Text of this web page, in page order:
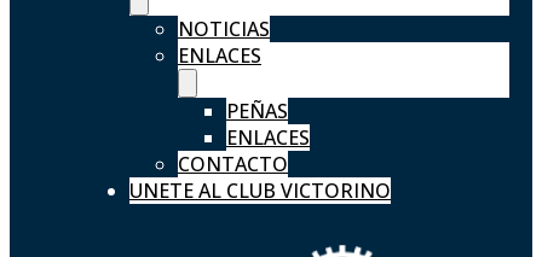
NOTICIAS
ENLACES
PEÑAS
ENLACES
CONTACTO
UNETE AL CLUB VICTORINO